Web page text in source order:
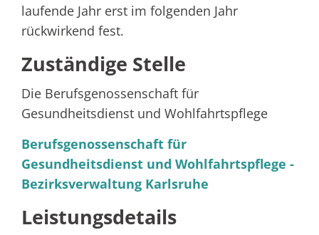
laufende Jahr erst im folgenden Jahr
rückwirkend fest.
Zuständige Stelle
Die Berufsgenossenschaft für
Gesundheitsdienst und Wohlfahrtspflege
Berufsgenossenschaft für
Gesundheitsdienst und Wohlfahrtspflege -
Bezirksverwaltung Karlsruhe
Leistungsdetails